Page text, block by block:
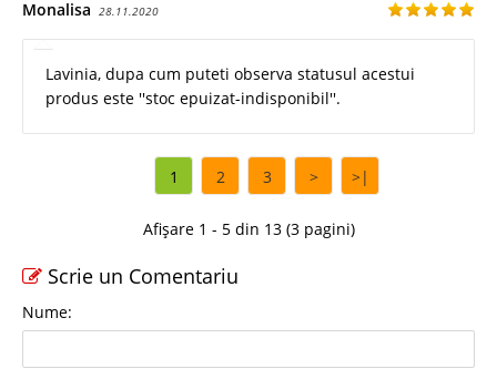
Monalisa 28.11.2020
Lavinia, dupa cum puteti observa statusul acestui
produs este ''stoc epuizat-indisponibil''.
1 2 3 > >|
Afișare 1 - 5 din 13 (3 pagini)
Scrie un Comentariu
Nume: